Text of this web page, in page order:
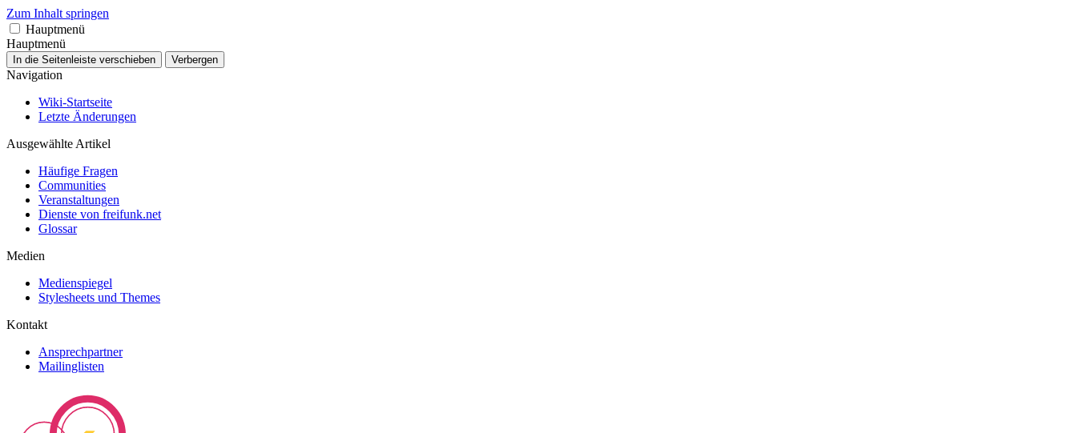
Zum Inhalt springen
Hauptmenü
Hauptmenü
In die Seitenleiste verschieben Verbergen
Navigation
Wiki-Startseite
Letzte Änderungen
Ausgewählte Artikel
Häufige Fragen
Communities
Veranstaltungen
Dienste von freifunk.net
Glossar
Medien
Medienspiegel
Stylesheets und Themes
Kontakt
Ansprechpartner
Mailinglisten